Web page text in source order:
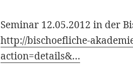
Seminar 12.05.2012 in der
http://bischoefliche-
action=details&…